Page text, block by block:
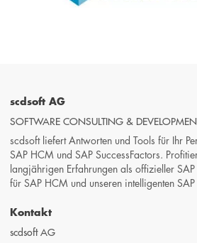
scdsoft AG
SOFTWARE CONSULTING &
scdsoft liefert Antworten und Tools für Ihr
SAP HCM und SAP SuccessFactors.
langjährigen Erfahrungen als offizieller
für SAP HCM und unseren intelligenten
Kontakt
scdsoft AG